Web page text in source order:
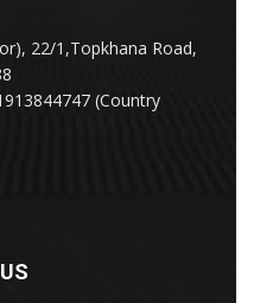
22/1,Topkhana Road,
(Country